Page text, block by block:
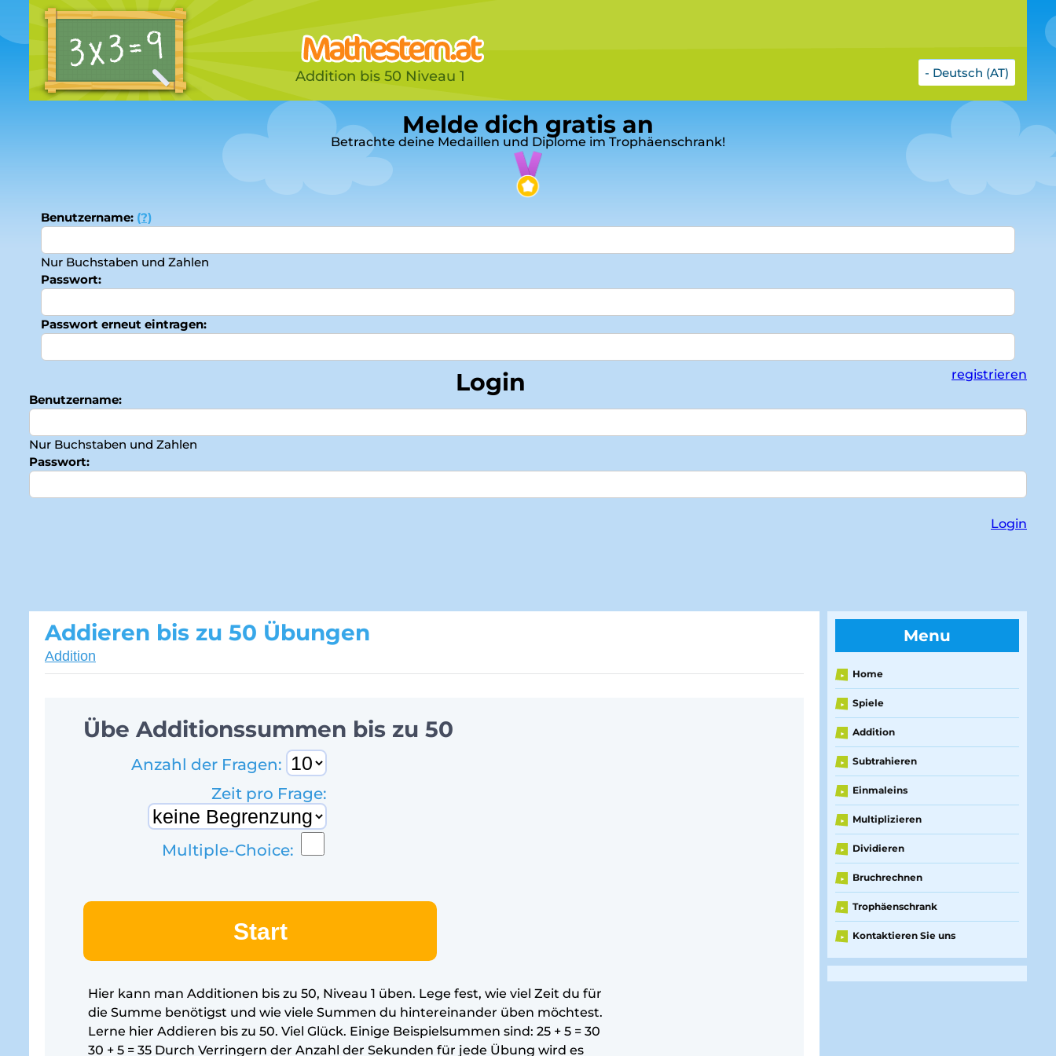
Addition bis 50 Niveau 1 - Deutsch (AT)
Melde dich gratis an
Betrachte deine Medaillen und Diplome im Trophäenschrank!
Benutzername: (?)
Nur Buchstaben und Zahlen
Passwort:
Passwort erneut eintragen:
registrieren
Login
Benutzername:
Nur Buchstaben und Zahlen
Passwort:
Login
Addieren bis zu 50 Übungen
Addition
Übe Additionssummen bis zu 50
Anzahl der Fragen:
Zeit pro Frage:
Multiple-Choice:
Start
Hier kann man Additionen bis zu 50, Niveau 1 üben. Lege fest, wie viel Zeit du für
die Summe benötigst und wie viele Summen du hintereinander üben möchtest.
Lerne hier Addieren bis zu 50. Viel Glück. Einige Beispielsummen sind: 25 + 5 = 30
30 + 5 = 35 Durch Verringern der Anzahl der Sekunden für jede Übung wird es
Menu
► Home
► Spiele
► Addition
► Subtrahieren
► Einmaleins
► Multiplizieren
► Dividieren
► Bruchrechnen
► Trophäenschrank
► Kontaktieren Sie uns